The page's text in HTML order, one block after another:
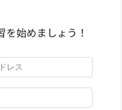
始めましょう！